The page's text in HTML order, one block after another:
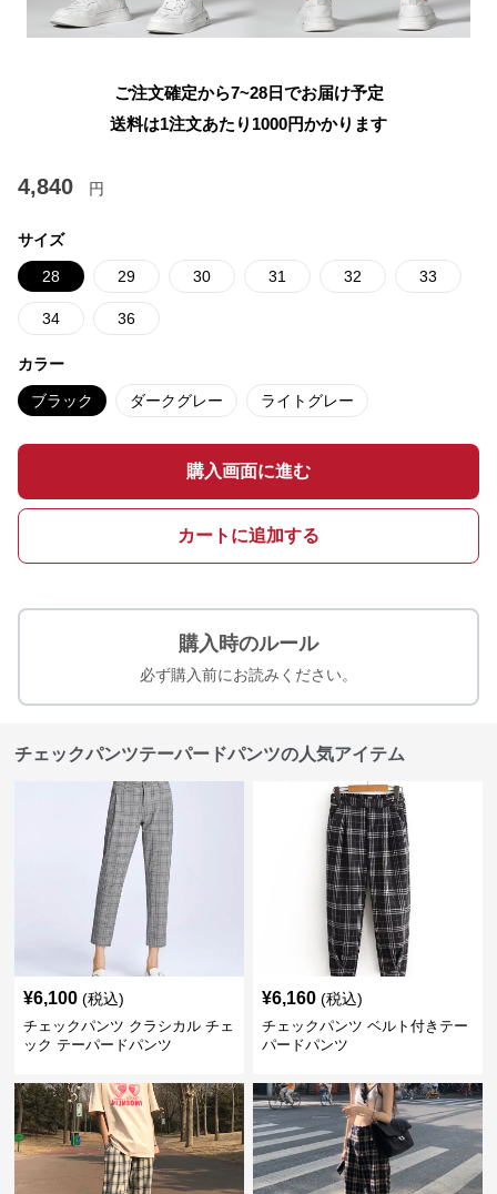
ご注文確定から7~28日でお届け予定
送料は1注文あたり 1000円かかります
4,840 円
サイズ
28 29 30 31 32 33
34 36
カラー
ブラック ダークグレー ライトグレー
購入画面に進む
カートに追加する
購入時のルール
必ず購入前にお読みください。
チェックパンツテーパードパンツの人気アイテム
¥6,100 (税込)
チェックパンツ クラシカル チェ
ック テーパードパンツ
¥6,160 (税込)
チェックパンツ ベルト付きテー
パードパンツ